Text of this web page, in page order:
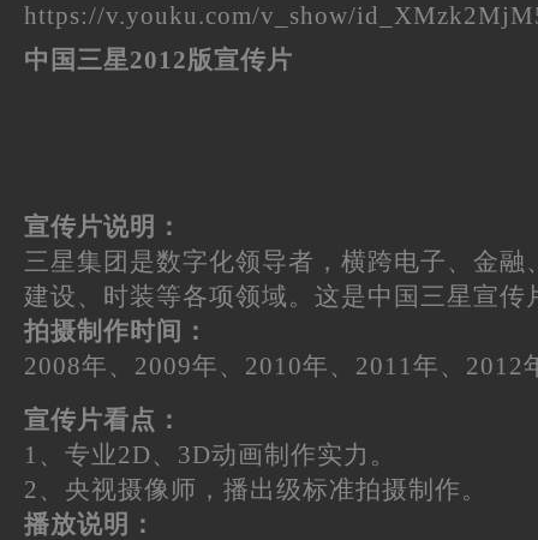
https://v.youku.com/v_show/
中国三星2012版宣传片
宣传片说明：
三星集团是数字化领导者，横跨电子、金
建设、时装等各项领域。这是中国三星宣传
拍摄制作时间：
2008年、2009年、2010年、2011年、2012
宣传片看点：
1、专业2D、3D动画制作实力。
2、央视摄像师，播出级标准拍摄制作。
播放说明：